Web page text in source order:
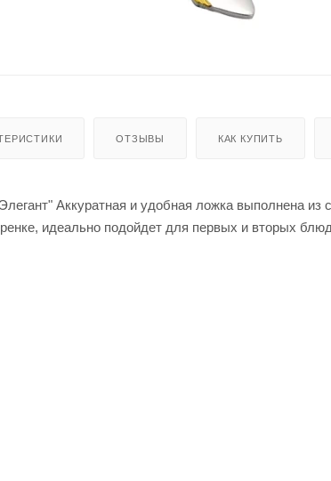
ОТЗЫВЫ КАК КУПИТЬ
Аккуратная и удобная ложка выполнена
идеально подойдет для первых и вторых